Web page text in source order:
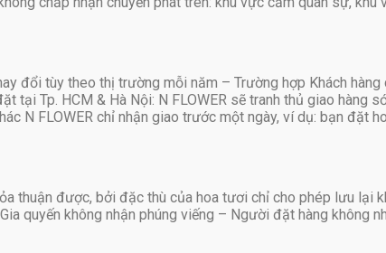
đổi tùy theo thị trường mỗi năm – Trường hợp Khách hàng
Tp. HCM & Hà Nội: N FLOWER sẽ tranh thủ giao hàng
N FLOWER chỉ nhận giao trước một ngày, ví dụ: bạn đặt
thuận được, bởi đặc thù của hoa tươi chỉ cho phép lưu lại
quyến không nhận phúng viếng – Người đặt hàng không